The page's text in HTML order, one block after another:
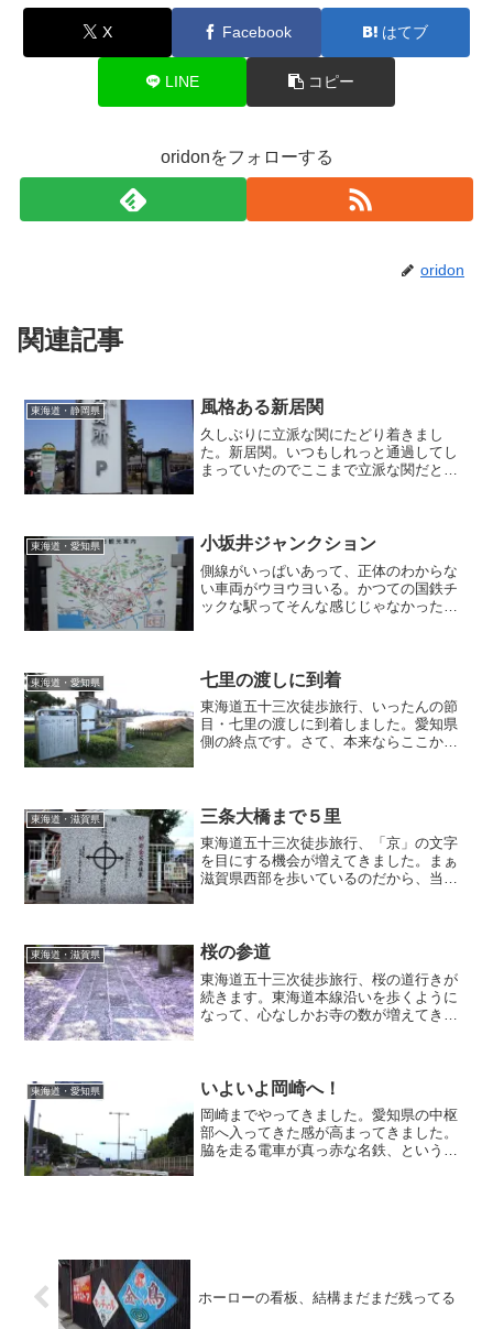
X Facebook はてブ
LINE コピー
oridonをフォローする
oridon
関連記事
東海道・静岡県 風格ある新居関
久しぶりに立派な関にたどり着きまし
た。新居関。いつもしれっと通過してし
まっていたのでここまで立派な関だとは
のかもしれませんね。
東海道・愛知県 小坂井ジャンクション
側線がいっぱいあって、正体のわからな
い車両がウヨウヨいる。かつての国鉄チ
ックな駅ってそんな感じじゃなかったで
だまだたくさんあるように感じます。こ
こから先名鉄沿いになるので楽しみ楽し
み♪
東海道・愛知県 七里の渡しに到着
東海道五十三次徒歩旅行、いったんの節
目・七里の渡しに到着しました。愛知県
側の終点です。さて、本来ならここから
東海道・滋賀県 三条大橋まで５里
東海道五十三次徒歩旅行、「京」の文字
を目にする機会が増えてきました。まぁ
滋賀県西部を歩いているのだから、当た
だなぁと思うことがあるくらいですから
(^ ^;;残り20キロあまり、いよいよ大詰め
です。
東海道・滋賀県 桜の参道
東海道五十三次徒歩旅行、桜の道行きが
続きます。東海道本線沿いを歩くように
なって、心なしかお寺の数が増えてきた
り桜は他の花には無い何かを持っている
と確信しました。
東海道・愛知県 いよいよ岡崎へ！
岡崎までやってきました。愛知県の中枢
部へ入ってきた感が高まってきました。
脇を走る電車が真っ赤な名鉄、というの
ホーローの看板、結構まだまだ残ってる